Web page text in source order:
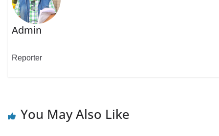
Admin
Reporter
You May Also Like